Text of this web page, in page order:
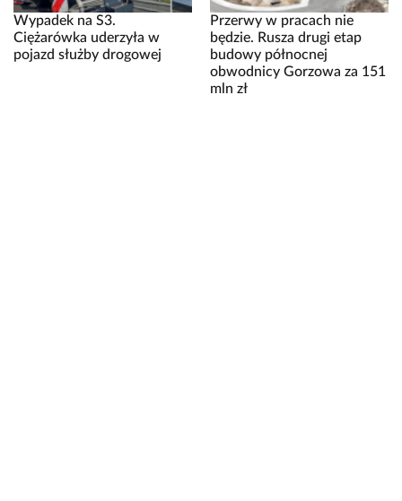
Wypadek na S3.
Ciężarówka uderzyła w
pojazd służby drogowej
Przerwy w pracach nie
będzie. Rusza drugi etap
budowy północnej
obwodnicy Gorzowa za 151
mln zł